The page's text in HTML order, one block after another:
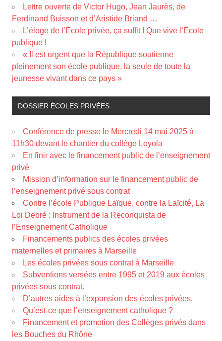
Lettre ouverte de Victor Hugo, Jean Jaurès, de
Ferdinand Buisson et d’Aristide Briand …
L’éloge de l’École privée, ça suffit ! Que vive l’École
publique !
« Il est urgent que la République soutienne
pleinement son école publique, la seule de toute la
jeunesse vivant dans ce pays »
DOSSIER ÉCOLES PRIVÉES
Conférence de presse le Mercredi 14 mai 2025 à
11h30 devant le chantier du collège Loyola
En finir avec le financement public de l’enseignement
privé
Mission d’information sur le financement public de
l’enseignement privé sous contrat
Contre l’école Publique Laïque, contre la Laïcité, La
Loi Debré : Instrument de la Reconquista de
l’Enseignement Catholique
Financements publics des écoles privées
maternelles et primaires à Marseille
Les écoles privées sous contrat à Marseille
Subventions versées entre 1995 et 2019 aux écoles
privées sous contrat.
D’autres aides à l’expansion des écoles privées.
Qu’est-ce que l’enseignement catholique ?
Financement et promotion des Collèges privés dans
les Bouches du Rhône